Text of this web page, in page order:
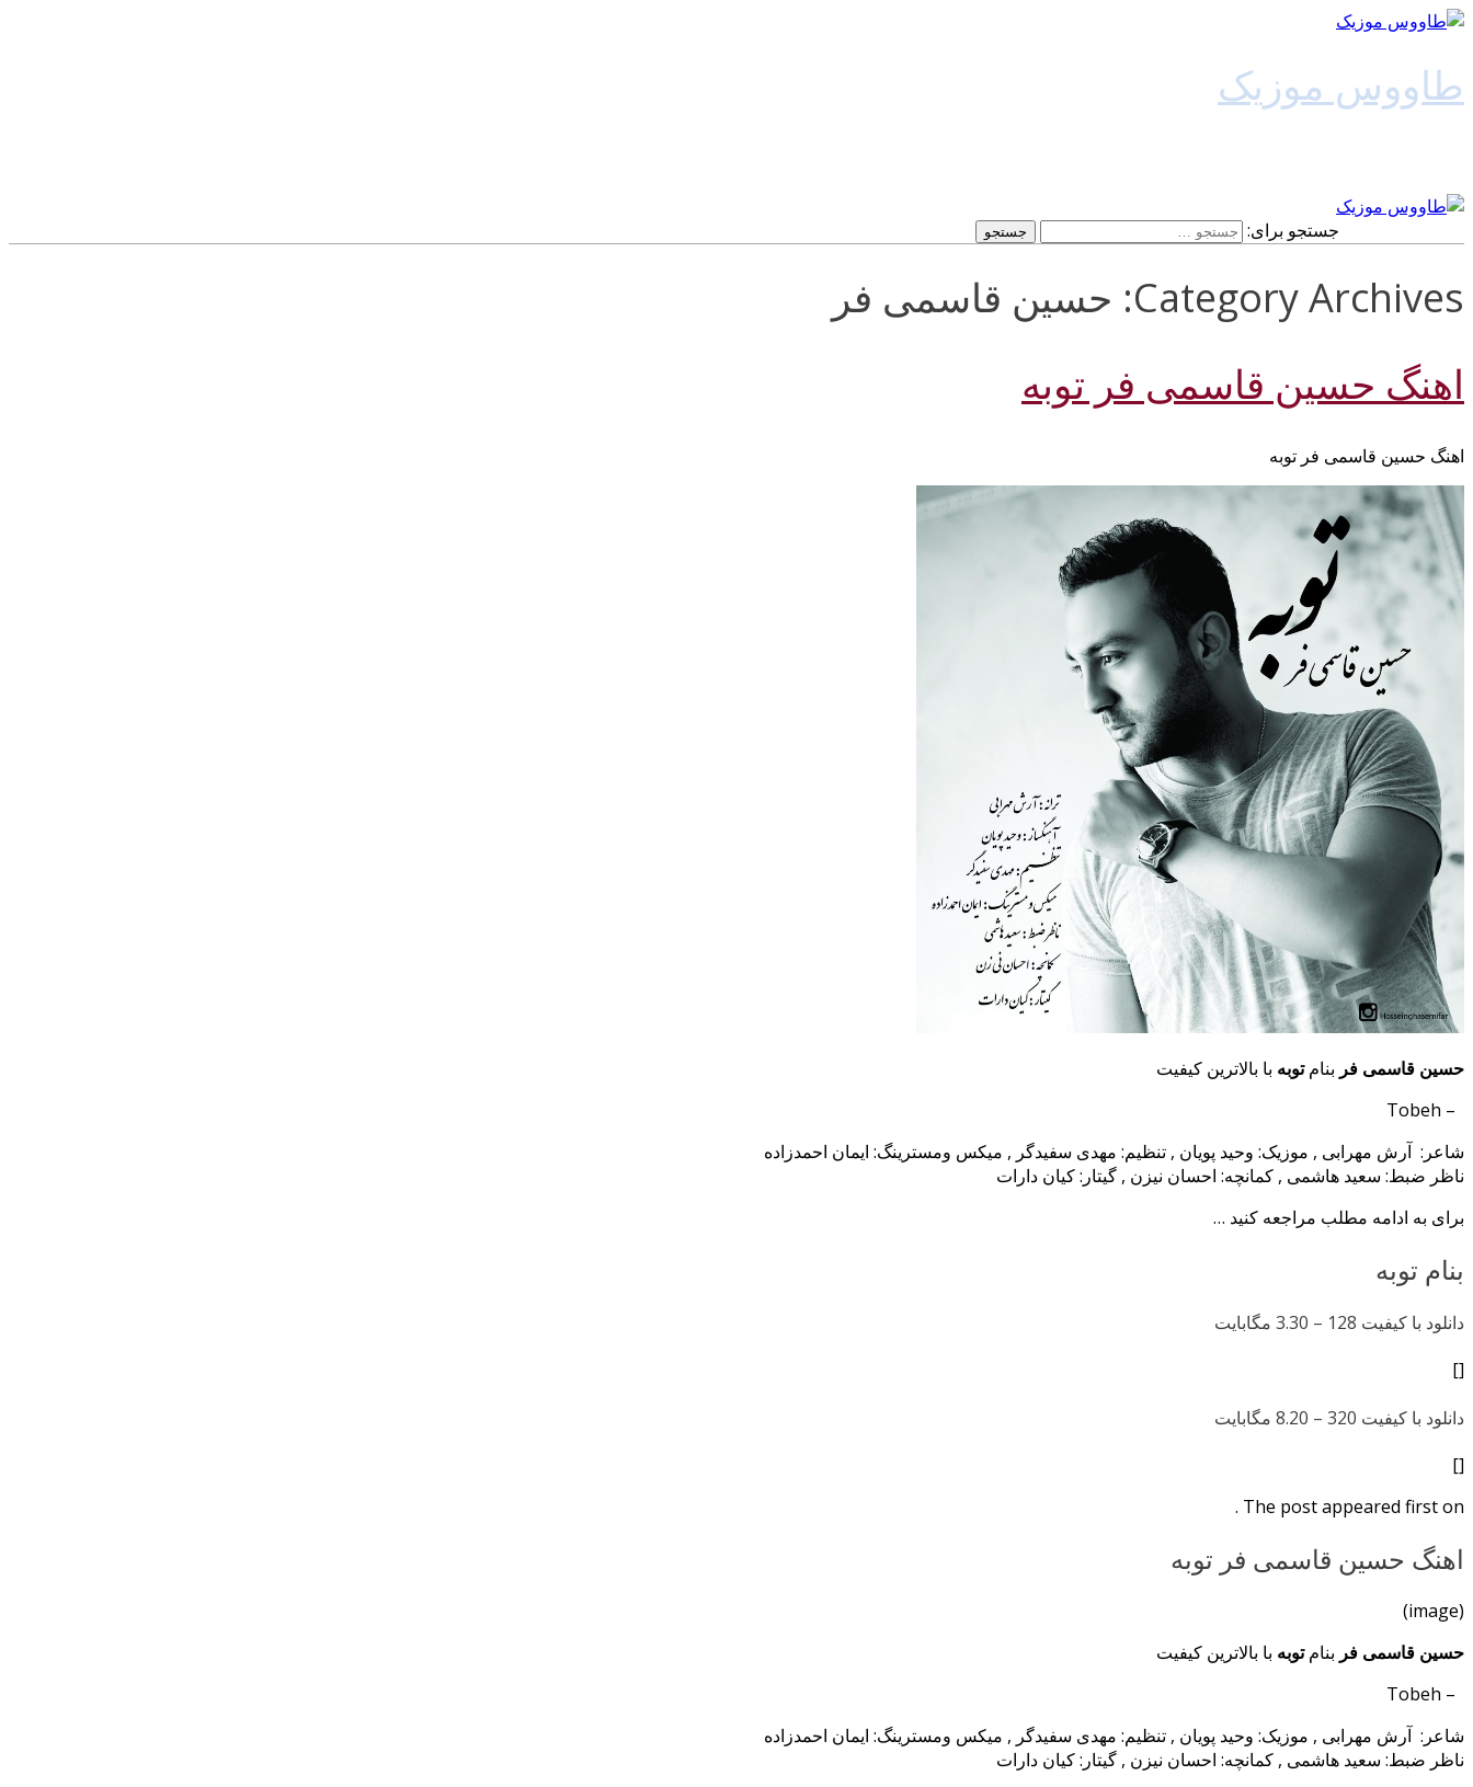
طاووس موزیک
جستجو برای:
Category Archives: حسین قاسمی فر
اهنگ حسین قاسمی فر توبه
اهنگ حسین قاسمی فر توبه
حسین قاسمی فر بنامتوبه با بالاترین کیفیت
– Tobeh
شاعر: آرش مهرابی , موزیک: وحید پویان , تنظیم: مهدی سفیدگر , میکس ومسترینگ: ایمان احمدزاده
ناظر ضبط: سعید هاشمی , کمانچه: احسان نیزن , گیتار: کیان دارات
برای به ادامه مطلب مراجعه کنید …
بنام توبه
دانلود با کیفیت 128 –
3.30 مگابایت
[]
دانلود با کیفیت 320 –
8.20 مگابایت
[]
The post appeared first on .
اهنگ حسین قاسمی فر توبه
(image)
حسین قاسمی فر بنامتوبه با بالاترین کیفیت
– Tobeh
شاعر: آرش مهرابی , موزیک: وحید پویان , تنظیم: مهدی سفیدگر , میکس ومسترینگ: ایمان احمدزاده
ناظر ضبط: سعید هاشمی , کمانچه: احسان نیزن , گیتار: کیان دارات